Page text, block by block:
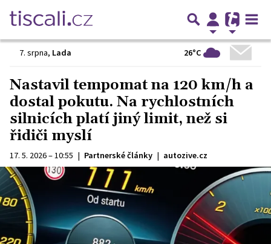
7. srpna, Lada 26°C
Nastavil tempomat na 120 km/h a
dostal pokutu. Na rychlostních
silnicích platí jiný limit, než si
řidiči myslí
17. 5. 2026 – 10:55 | Partnerské články | autozive.cz